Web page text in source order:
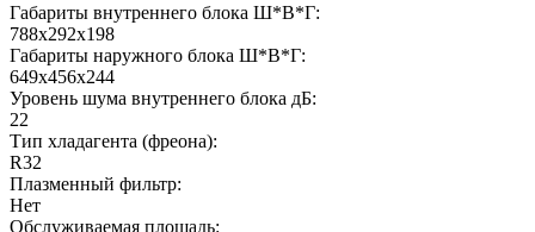
Габариты внутреннего блока Ш*В*Г:
788x292x198
Габариты наружного блока Ш*В*Г:
649x456x244
Уровень шума внутреннего блока дБ:
22
Тип хладагента (фреона):
R32
Плазменный фильтр:
Нет
Обслуживаемая площадь: